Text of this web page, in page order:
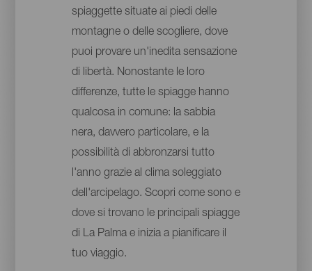
spiaggette situate ai piedi delle
montagne o delle scogliere, dove
puoi provare un'inedita sensazione
di libertà. Nonostante le loro
differenze, tutte le spiagge hanno
qualcosa in comune: la sabbia
nera, davvero particolare, e la
possibilità di abbronzarsi tutto
l'anno grazie al clima soleggiato
dell'arcipelago. Scopri come sono e
dove si trovano le principali spiagge
di La Palma e inizia a pianificare il
tuo viaggio.